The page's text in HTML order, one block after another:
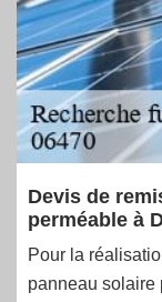
Devis de
perméable à
Pour la
panneau solaire